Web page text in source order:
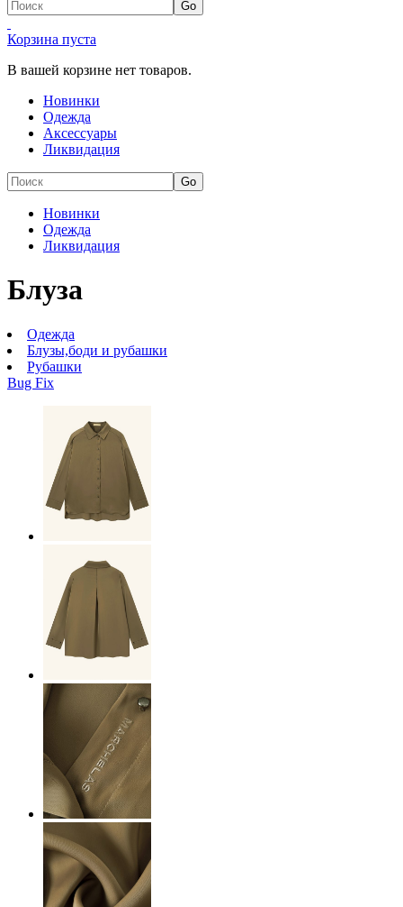
Корзина пуста
В вашей корзине нет товаров.
Новинки
Одежда
Аксессуары
Ликвидация
Новинки
Одежда
Ликвидация
Блуза
Одежда
Блузы,боди и рубашки
Рубашки
Bug Fix